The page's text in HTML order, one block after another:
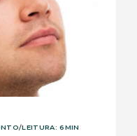
/LEITURA: 6MIN